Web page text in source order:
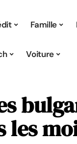
Famille
Voiture
les